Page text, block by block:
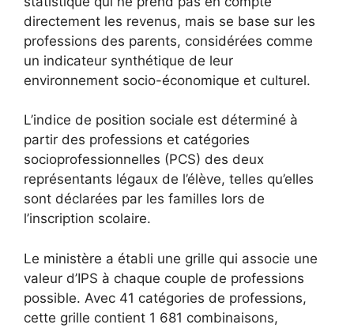
directement les revenus, mais se base sur les
professions des parents, considérées comme
un indicateur synthétique de leur
environnement socio-économique et culturel.
L’indice de position sociale est déterminé à
partir des professions et catégories
socioprofessionnelles (PCS) des deux
représentants légaux de l’élève, telles qu’elles
sont déclarées par les familles lors de
l’inscription scolaire.
Le ministère a établi une grille qui associe une
valeur d’IPS à chaque couple de professions
possible. Avec 41 catégories de professions,
cette grille contient 1 681 combinaisons,